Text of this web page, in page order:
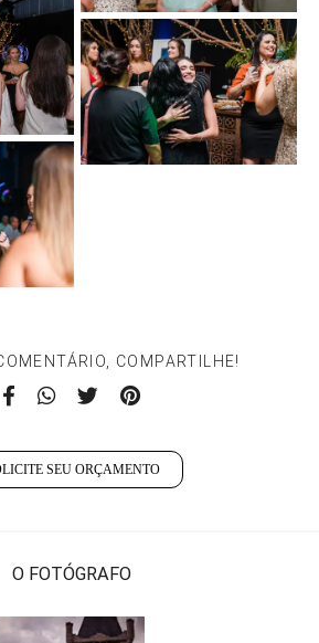
COMPARTILHE!
SEU ORÇAMENTO
O FOTÓGRAFO